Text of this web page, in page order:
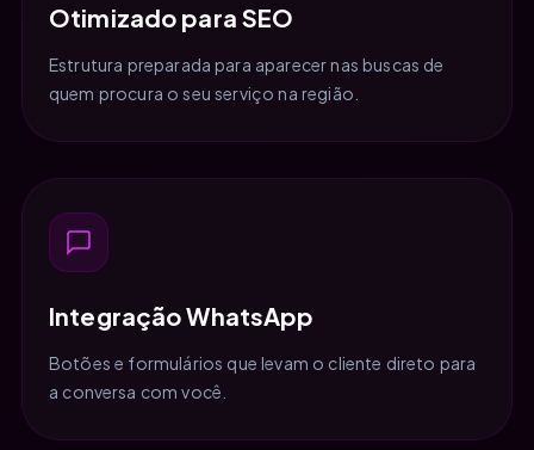
Otimizado para SEO
Estrutura preparada para aparecer nas buscas de
quem procura o seu serviço na região.
Integração WhatsApp
Botões e formulários que levam o cliente direto para
a conversa com você.